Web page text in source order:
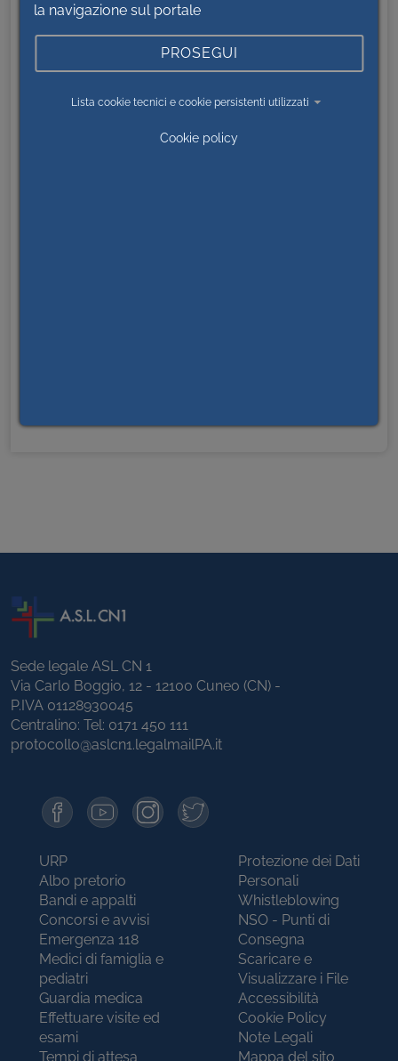
Ospedale SS. Trinità Fossano
CAS Centro Accoglienza Servizi
Centro riabilitazione visiva CRV
Sede legale ASL CN 1
Via Carlo Boggio, 12 - 12100 Cuneo (CN) -
P.IVA 01128930045
Centralino: Tel: 0171 450 111
protocollo@aslcn1.legalmailPA.it
URP
Albo pretorio
Bandi e appalti
Concorsi e avvisi
Emergenza 118
Medici di famiglia e
pediatri
Guardia medica
Effettuare visite ed
esami
Tempi di attesa
Protezione dei Dati
Personali
Whistleblowing
NSO - Punti di
Consegna
Scaricare e
Visualizzare i File
Accessibilità
Cookie Policy
Note Legali
Mappa del sito
la navigazione sul portale
PROSEGUI
Lista cookie tecnici e cookie persistenti utilizzati
Cookie policy